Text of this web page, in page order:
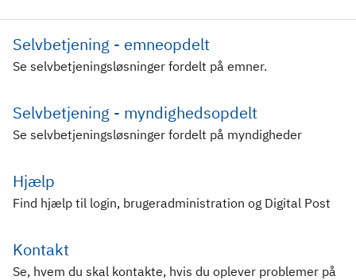
Selvbetjening - emneopdelt
Se selvbetjeningsløsninger fordelt på emner.
Selvbetjening - myndighedsopdelt
Se selvbetjeningsløsninger fordelt på myndigheder
Hjælp
Find hjælp til login, brugeradministration og Digital Post
Kontakt
Se, hvem du skal kontakte, hvis du oplever problemer på